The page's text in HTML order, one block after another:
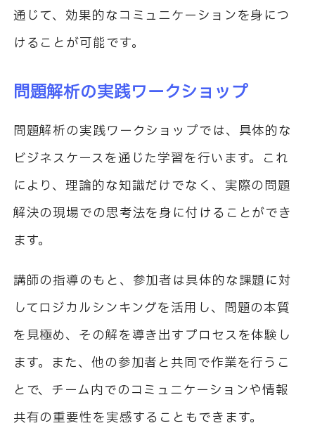
通じて、効果的なコミュニケーションを身につ
けることが可能です。
問題解析の実践ワークショップ
問題解析の実践ワークショップでは、具体的な
ビジネスケースを通じた学習を行います。これ
により、理論的な知識だけでなく、実際の問題
解決の現場での思考法を身に付けることができ
ます。
講師の指導のもと、参加者は具体的な課題に対
してロジカルシンキングを活用し、問題の本質
を見極め、その解を導き出すプロセスを体験し
ます。また、他の参加者と共同で作業を行うこ
とで、チーム内でのコミュニケーションや情報
共有の重要性を実感することもできます。